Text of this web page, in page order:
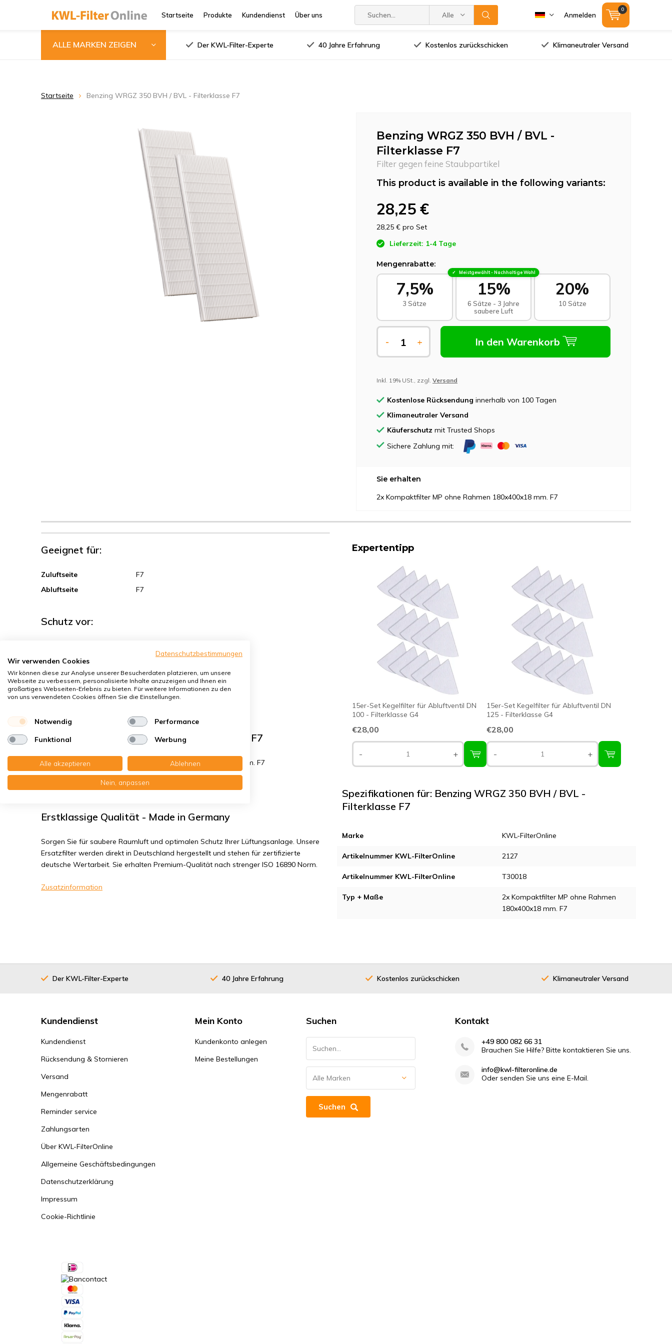
Startseite Produkte Kundendienst Über uns Alle Marken Anmelden
0
ALLE MARKEN ZEIGEN Der KWL-Filter-Experte 40 Jahre Erfahrung Kostenlos zurückschicken Klimaneutraler Versand
Startseite Benzing WRGZ 350 BVH / BVL - Filterklasse F7
Benzing WRGZ 350 BVH / BVL -
Filterklasse F7
Filter gegen feine Staubpartikel
This product is available in the following variants:
28,25 €
28,25 € pro Set
Lieferzeit: 1-4 Tage
Mengenrabatte:
7,5%
3 Sätze
Meistgewählt - Nachhaltige Wahl
15%
6 Sätze - 3 Jahre
saubere Luft
20%
10 Sätze
- + In den Warenkorb
Inkl. 19% USt., zzgl. Versand
Kostenlose Rücksendung innerhalb von 100 Tagen
Klimaneutraler Versand
Käuferschutz mit Trusted Shops
Sichere Zahlung mit:
Sie erhalten
2x Kompaktfilter MP ohne Rahmen 180x400x18 mm. F7
Geeignet für:
Zuluftseite
F7
Abluftseite
F7
Schutz vor:
Sporen, Pollen
Hausstaubmilben
Bakterien, Smog
Benzing WRGZ 350 BVH / BVL - Filterklasse F7
Sie erhalten: 2x Kompaktfilter MP ohne Rahmen 180x400x18 mm. F7
Lesen Sie die komplette Produktbeschreibung
Erstklassige Qualität - Made in Germany
Sorgen Sie für saubere Raumluft und optimalen Schutz Ihrer Lüftungsanlage. Unsere
Ersatzfilter werden direkt in Deutschland hergestellt und stehen für zertifizierte
deutsche Wertarbeit. Sie erhalten Premium-Qualität nach strenger ISO 16890 Norm.
Zusatzinformation
Expertentipp
15er-Set Kegelfilter für Abluftventil DN
100 - Filterklasse G4
€28,00
- +
15er-Set Kegelfilter für Abluftventil DN
125 - Filterklasse G4
€28,00
- +
Spezifikationen für: Benzing WRGZ 350 BVH / BVL -
Filterklasse F7
Marke KWL-FilterOnline
Artikelnummer KWL-FilterOnline 2127
Artikelnummer KWL-FilterOnline T30018
Typ + Maße
2x Kompaktfilter MP ohne Rahmen
180x400x18 mm. F7
Der KWL-Filter-Experte 40 Jahre Erfahrung Kostenlos zurückschicken Klimaneutraler Versand
Kundendienst
Kundendienst
Rücksendung & Stornieren
Versand
Mengenrabatt
Reminder service
Zahlungsarten
Über KWL-FilterOnline
Allgemeine Geschäftsbedingungen
Datenschutzerklärung
Impressum
Cookie-Richtlinie
Mein Konto
Kundenkonto anlegen
Meine Bestellungen
Suchen
Suchen
Kontakt
+49 800 082 66 31
Brauchen Sie Hilfe? Bitte kontaktieren Sie uns.
info@kwl-filteronline.de
Oder senden Sie uns eine E-Mail.
Datenschutzbestimmungen
Wir verwenden Cookies
Wir können diese zur Analyse unserer Besucherdaten platzieren, um unsere
Webseite zu verbessern, personalisierte Inhalte anzuzeigen und Ihnen ein
großartiges Webseiten-Erlebnis zu bieten. Für weitere Informationen zu den
von uns verwendeten Cookies öffnen Sie die Einstellungen.
Notwendig Performance
Funktional Werbung
Alle akzeptieren Ablehnen
Nein, anpassen